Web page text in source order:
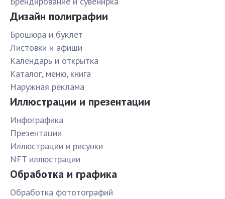
Дизайн полиграфии
Брошюра и буклет
Листовки и афиши
Календарь и открытка
Каталог, меню, книга
Наружная реклама
Иллюстрации и презентации
Инфографика
Презентации
Иллюстрации и рисунки
NFT иллюстрации
Обработка и графика
Обработка фототографий